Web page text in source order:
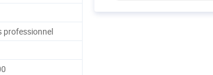
professionnel